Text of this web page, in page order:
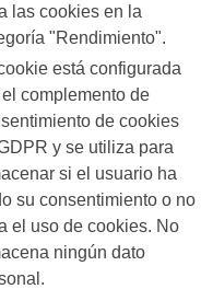
las cookies en la
"Rendimiento".
está configurada
el complemento de
de cookies
y se utiliza para
si el usuario ha
su consentimiento o no
el uso de cookies. No
ningún dato